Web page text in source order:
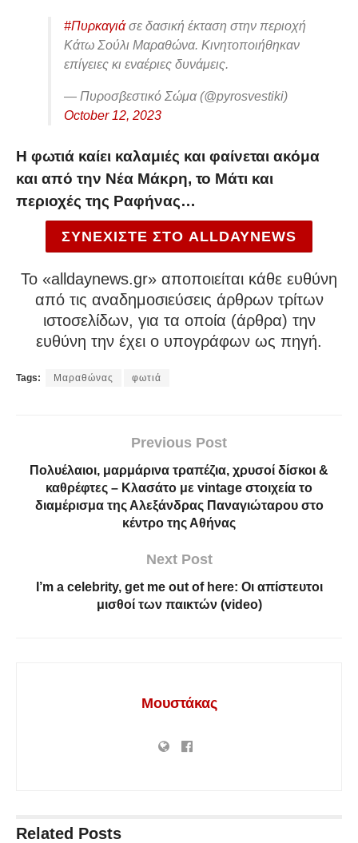
#Πυρκαγιάσε δασική έκταση στην περιοχή
Κάτω Σούλι Μαραθώνα. Κινητοποιήθηκαν
επίγειες κι εναέριες δυνάμεις.
— Πυροσβεστικό Σώμα (@pyrosvestiki)
October 12, 2023
Η φωτιά καίει καλαμιές και φαίνεται ακόμα
και από την Νέα Μάκρη, το Μάτι και
περιοχές της Ραφήνας…
ΣΥΝΕΧΙΣΤΕ ΣΤΟ ALLDAYNEWS
To «alldaynews.gr» αποποιείται κάθε ευθύνη
από τις αναδημοσιεύσεις άρθρων τρίτων
ιστοσελίδων, για τα οποία (άρθρα) την
ευθύνη την έχει ο υπογράφων ως πηγή.
Tags: Μαραθώνας φωτιά
Previous Post
Πολυέλαιοι, μαρμάρινα τραπέζια, χρυσοί δίσκοι &
καθρέφτες – Kλασάτο με vintage στοιχεία το
διαμέρισμα της Αλεξάνδρας Παναγιώταρου στο
κέντρο της Αθήνας
Next Post
I’m a celebrity, get me out of here: Οι απίστευτοι
μισθοί των παικτών (video)
Μουστάκας
Related Posts